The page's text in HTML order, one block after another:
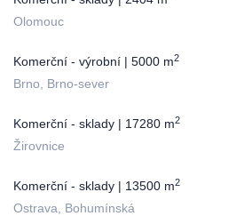
Olomouc
Komerční - výrobní | 5000 m2
Brno, Brno-sever
Komerční - sklady | 17280 m2
Žirovnice
Komerční - sklady | 13500 m2
Ostrava, Bohumínská